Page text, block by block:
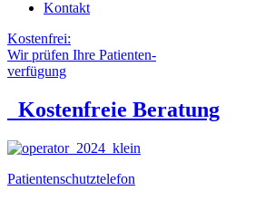
Kontakt
Kostenfrei:
Wir prüfen Ihre Patienten-
verfügung
Kostenfreie Beratung
Patientenschutztelefon